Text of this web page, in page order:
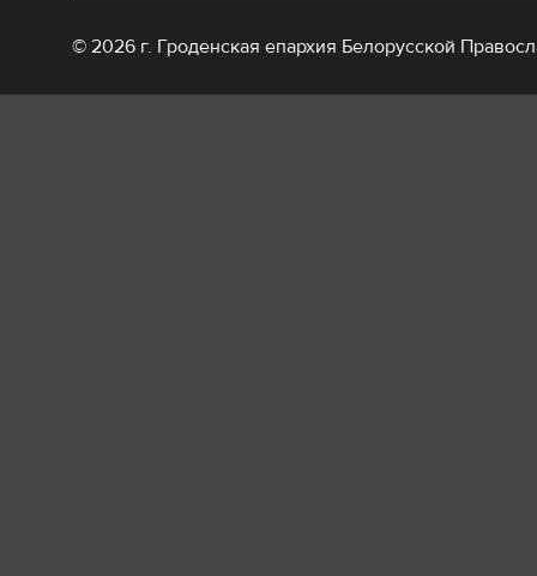
© 2026 г. Гроденская епархия Белорусской